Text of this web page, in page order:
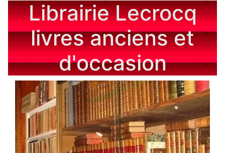
Librairie Lecrocq
livres anciens et
d'occasion